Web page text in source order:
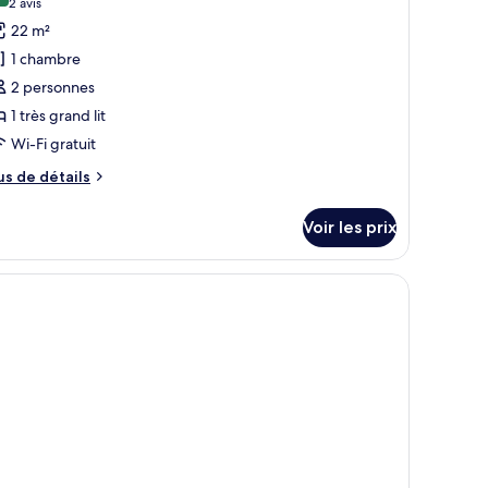
:
22 m²
1 chambre
2 personnes
1 très grand lit
Wi-Fi gratuit
de détails
Voir les prix